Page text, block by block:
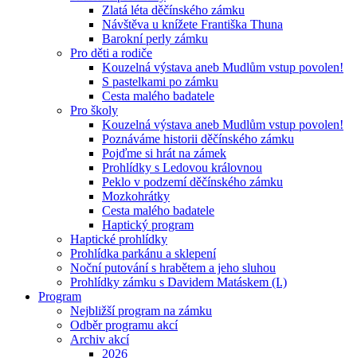
Zlatá léta děčínského zámku
Návštěva u knížete Františka Thuna
Barokní perly zámku
Pro děti a rodiče
Kouzelná výstava aneb Mudlům vstup povolen!
S pastelkami po zámku
Cesta malého badatele
Pro školy
Kouzelná výstava aneb Mudlům vstup povolen!
Poznáváme historii děčínského zámku
Pojďme si hrát na zámek
Prohlídky s Ledovou královnou
Peklo v podzemí děčínského zámku
Mozkohrátky
Cesta malého badatele
Haptický program
Haptické prohlídky
Prohlídka parkánu a sklepení
Noční putování s hrabětem a jeho sluhou
Prohlídky zámku s Davidem Matáskem (I.)
Program
Nejbližší program na zámku
Odběr programu akcí
Archiv akcí
2026